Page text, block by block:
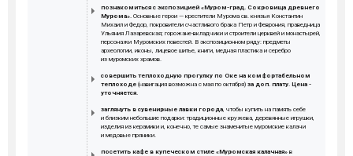
познакомиться с экспозицией «Муром-град. Сокровища древнего
Мурома». Основные герои — крестители Мурома св. князья Константин
Михаил и Федор, покровители счастливого брака Петр и Феврония, праведница
Ульяния Лазаревская; горожане-вкладчики и строители церквей и монастырей,
персонажи Муромских повестей. В экспозиционном ряду: предметы
археологии, иконы, лицевое шитье, книги, медная пластика и серебро
из муромских храмов.
совершить теплоходную прогулку по Оке на комфортабельном
теплоходе (навигация возможна с мая по октября) за доп. плату. Цена -
уточняется.
заглянуть в сувенирные лавки города, чтобы купить на память себе
и близким небольшие подарки: традиционные кружева, деревянные игрушки,
изделия из керамики и, конечно, те самые знаменитые муромские калачи
и медовые пряники.
посетить кафе в купеческом стиле «Муромская калачная» в